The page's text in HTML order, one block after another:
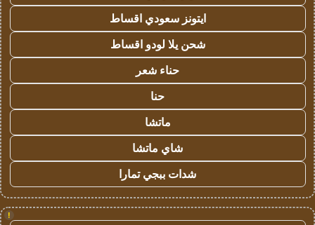
ايتونز سعودي اقساط
شحن يلا لودو اقساط
حناء شعر
حنا
ماتشا
شاي ماتشا
شدات ببجي تمارا
!